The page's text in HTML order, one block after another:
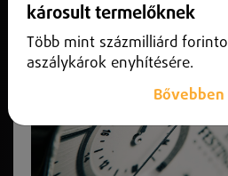
károsult termelőknek
Több mint százmilliárd
aszálykárok enyhítésére.
Bővebben